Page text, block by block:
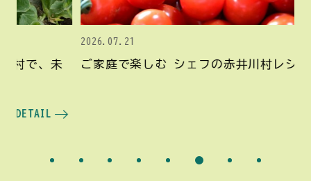
ご家庭で楽しむ シェフの赤井川村レシピ